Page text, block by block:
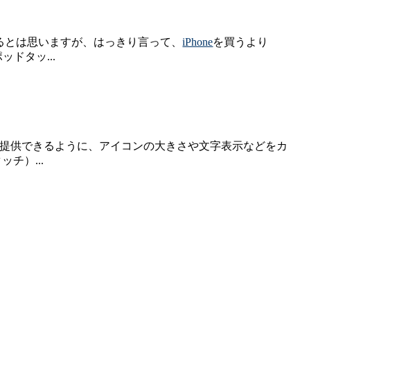
とは思いますが、はっきり言って、iPhoneを買うより
ドタッ...
供できるように、アイコンの大きさや文字表示などをカ
チ）...